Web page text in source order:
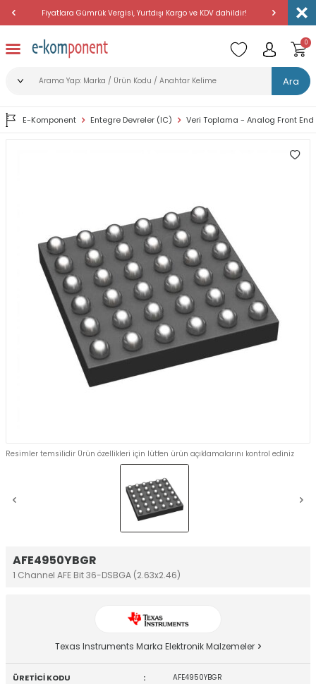
Fiyatlara Gümrük Vergisi, Yurtdışı Kargo ve KDV dahildir!
Ara
0
E-Komponent Entegre Devreler (IC) Veri Toplama - Analog Front End
AFE4950YBGR
1 Channel AFE Bit 36-DSBGA (2.63x2.46)
Resimler temsilidir Ürün özellikleri için lütfen ürün açıklamalarını kontrol ediniz
Texas Instruments Marka Elektronik Malzemeler
ÜRETİCİ KODU : AFE4950YBGR